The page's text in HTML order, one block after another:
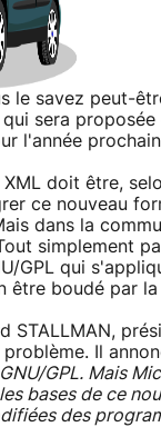
le savez peut-
sera
l'année
XML doit être,
ce nouveau
dans la
simplement
GPL qui
être boudé par
STALLMAN,
Il
GPL. Mais
bases de ce
des